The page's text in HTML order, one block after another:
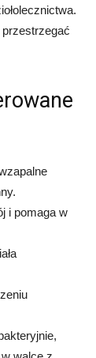
i pomaga w